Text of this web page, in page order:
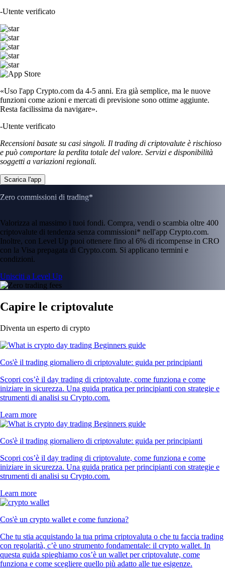
-Utente verificato
«Uso l'app Crypto.com da 4-5 anni. Era già semplice, ma le nuove
funzioni come azioni e mercati di previsione sono ottime aggiunte.
Resta facilissima da navigare».
-Utente verificato
Recensioni basate su casi singoli. Il trading di criptovalute è rischioso
e può comportare la perdita totale del valore. Servizi e disponibilità
soggetti a variazioni regionali.
Scarica l'app
Zero commissioni di trading*
Valorizza al massimo i tuoi fondi. Compra, vendi o scambia oltre 400
criptovalute di tendenza senza commissioni* nell'app Crypto.com.
Inoltre, con Level Up puoi ottenere fino al 6% di ricompense in CRO
con la Visa prepagata di Crypto.com. Si applicano termini e
condizioni.
Unisciti a Level Up
Capire le criptovalute
Diventa un esperto di crypto
Cos'è il trading giornaliero di criptovalute: guida per principianti
Scopri cos’è il day trading di criptovalute, come funziona e come
iniziare in sicurezza. Una guida pratica per principianti con strategie e
strumenti di analisi su Crypto.com.
Learn more
Cos'è il trading giornaliero di criptovalute: guida per principianti
Scopri cos’è il day trading di criptovalute, come funziona e come
iniziare in sicurezza. Una guida pratica per principianti con strategie e
strumenti di analisi su Crypto.com.
Learn more
Cos'è un crypto wallet e come funziona?
Che tu stia acquistando la tua prima criptovaluta o che tu faccia trading
con regolarità, c’è uno strumento fondamentale: il crypto wallet. In
questa guida spieghiamo cos’è un wallet per criptovalute, come
funziona e come scegliere quello più adatto alle tue esigenze.